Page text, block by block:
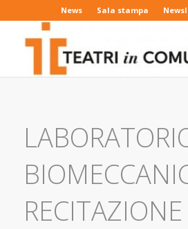
News Sala stampa
RECITAZIONE